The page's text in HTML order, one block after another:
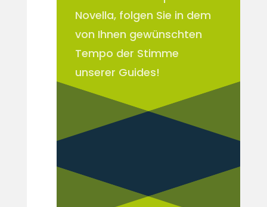
Novella, folgen Sie in dem
von Ihnen gewünschten
Tempo der Stimme
unserer Guides!